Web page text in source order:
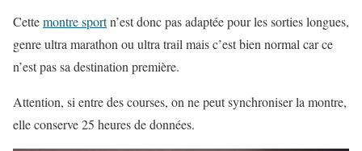
Cettemontre sportn’est donc pas adaptée pour les sorties longues,
genre ultra marathon ou ultra trail mais c’est bien normal car ce
n’est pas sa destination première.
Attention, si entre des courses, on ne peut synchroniser la montre,
elle conserve 25 heures de données.